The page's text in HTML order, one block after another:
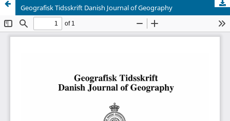
Geografisk Tidsskrift Danish Journal of Geography